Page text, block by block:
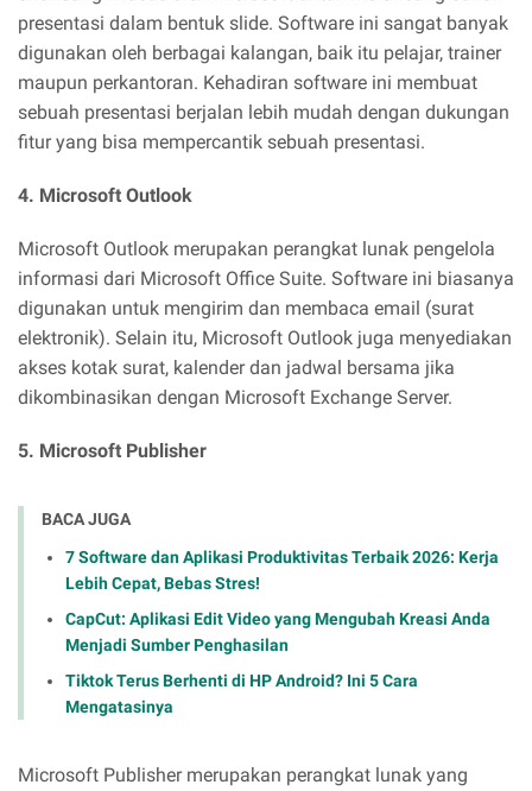
presentasi dalam bentuk slide. Software ini sangat banyak
digunakan oleh berbagai kalangan, baik itu pelajar, trainer
maupun perkantoran. Kehadiran software ini membuat
sebuah presentasi berjalan lebih mudah dengan dukungan
fitur yang bisa mempercantik sebuah presentasi.
4. Microsoft Outlook
Microsoft Outlook merupakan perangkat lunak pengelola
informasi dari Microsoft Office Suite. Software ini biasanya
digunakan untuk mengirim dan membaca email (surat
elektronik). Selain itu, Microsoft Outlook juga menyediakan
akses kotak surat, kalender dan jadwal bersama jika
dikombinasikan dengan Microsoft Exchange Server.
5. Microsoft Publisher
BACA JUGA
7 Software dan Aplikasi Produktivitas Terbaik 2026: Kerja
Lebih Cepat, Bebas Stres!
CapCut: Aplikasi Edit Video yang Mengubah Kreasi Anda
Menjadi Sumber Penghasilan
Tiktok Terus Berhenti di HP Android? Ini 5 Cara
Mengatasinya
Microsoft Publisher merupakan perangkat lunak yang